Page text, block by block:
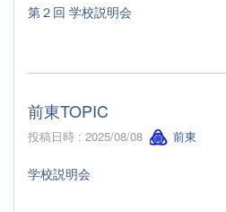
第２回 学校説明会
前東TOPIC
投稿日時 : 2025/08/08 前東
学校説明会